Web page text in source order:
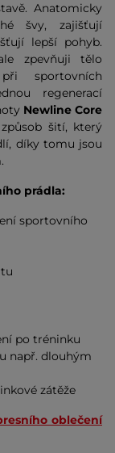
Anatomicky
švy, zajišťují
lepší pohyb.
zpevňuji tělo
sportovních
regenerací
Newline Core
šití, který
díky tomu jsou
prádla:
sportovního
po tréninku
např. dlouhým
zátěže
oblečení